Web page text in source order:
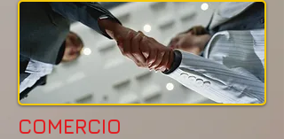
COMERCIO